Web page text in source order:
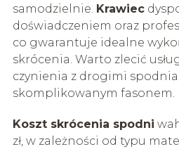
samodzielnie. Krawiec
doświadczeniem oraz
co gwarantuje idealne
skrócenia. Warto zlecić
czynienia z drogimi
skomplikowanym fasonem.
Koszt skrócenia spodni
zł, w zależności od typu